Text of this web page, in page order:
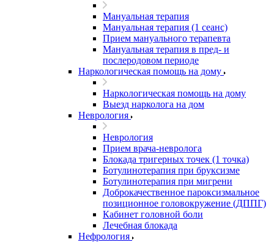
Мануальная терапия
Мануальная терапия (1 сеанс)
Прием мануального терапевта
Мануальная терапия в пред- и
послеродовом периоде
Наркологическая помощь на дому
Наркологическая помощь на дому
Выезд нарколога на дом
Неврология
Неврология
Прием врача-невролога
Блокада тригерных точек (1 точка)
Ботулинотерапия при бруксизме
Ботулинотерапия при мигрени
Доброкачественное пароксизмальное
позиционное головокружение (ДППГ)
Кабинет головной боли
Лечебная блокада
Нефрология